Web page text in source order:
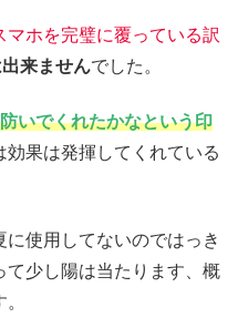
マホを完璧に覆っている訳
来ませんでした。
いでくれたかなという印
果は発揮してくれている
使用してないのではっき
て少し陽は当たります、概